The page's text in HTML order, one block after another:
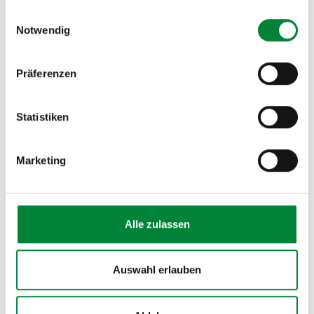
Notwendig
Präferenzen
Statistiken
Marketing
Alle zulassen
Auswahl erlauben
gemeinsam mit dir deine sportlichen Ziele zu